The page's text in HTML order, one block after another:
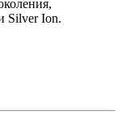
Silver Ion.